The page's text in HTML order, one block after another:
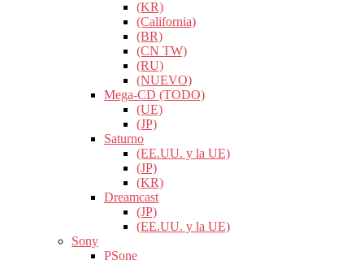
(KR)
(California)
(BR)
(CN TW)
(RU)
(NUEVO)
Mega-CD (TODO)
(UE)
(JP)
Saturno
(EE.UU. y la UE)
(JP)
(KR)
Dreamcast
(JP)
(EE.UU. y la UE)
Sony
PSone